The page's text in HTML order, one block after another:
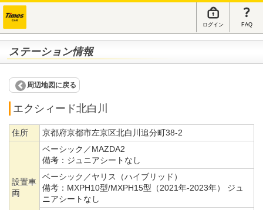
ログイン FAQ
ステーション情報
周辺地図に戻る
エクシィード北白川
住所 京都府京都市左京区北白川追分町38-2
設置車
両
ベーシック／MAZDA2
備考： ジュニアシートなし
ベーシック／ヤリス（ハイブリッド）
備考： MXPH10型/MXPH15型（2021年-2023年） ジュ
ニアシートなし